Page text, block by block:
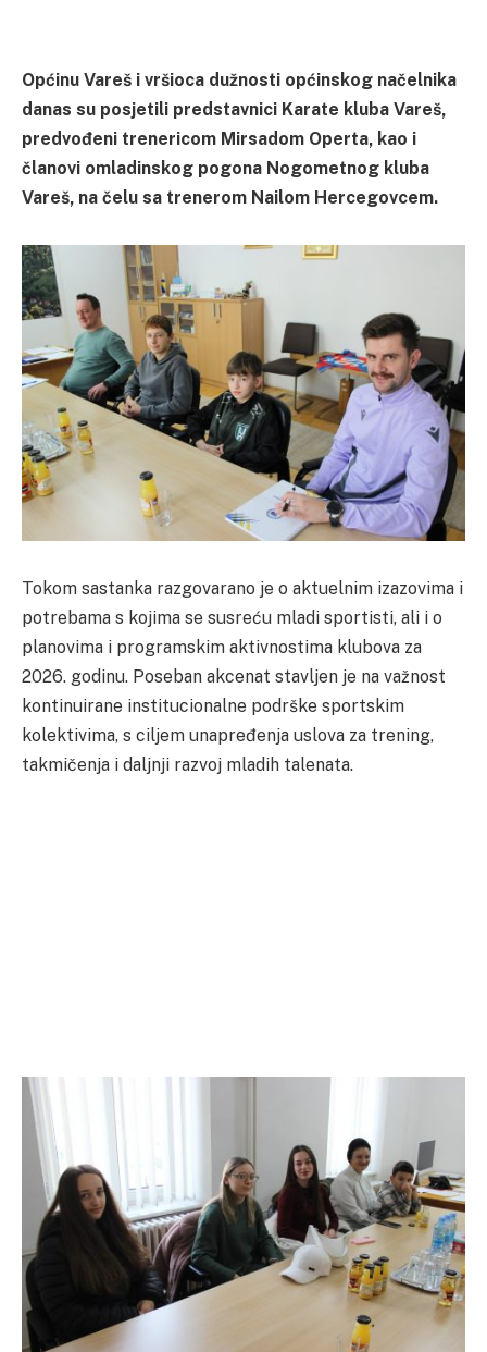
Općinu Vareš i vršioca dužnosti općinskog načelnika
danas su posjetili predstavnici Karate kluba Vareš,
predvođeni trenericom Mirsadom Operta, kao i
članovi omladinskog pogona Nogometnog kluba
Vareš, na čelu sa trenerom Nailom Hercegovcem.
Tokom sastanka razgovarano je o aktuelnim izazovima i
potrebama s kojima se susreću mladi sportisti, ali i o
planovima i programskim aktivnostima klubova za
2026. godinu. Poseban akcenat stavljen je na važnost
kontinuirane institucionalne podrške sportskim
kolektivima, s ciljem unapređenja uslova za trening,
takmičenja i daljnji razvoj mladih talenata.